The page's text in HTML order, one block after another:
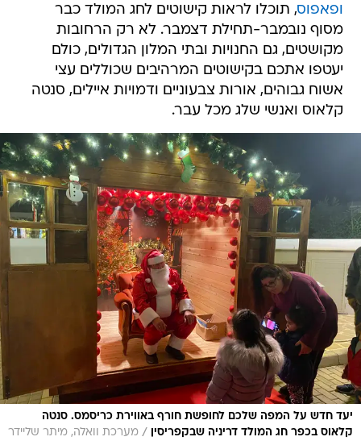
ופאפוס, תוכלו לראות קישוטים לחג המולד כבר
מסוף נובמבר-תחילת דצמבר. לא רק הרחובות
מקושטים, גם החנויות ובתי המלון הגדולים, כולם
יעטפו אתכם בקישוטים המרהיבים שכוללים עצי
אשוח גבוהים, אורות צבעוניים ודמויות איילים, סנטה
קלאוס ואנשי שלג מכל עבר.
יעד חדש על המפה שלכם לחופשת חורף באווירת כריסמס. סנטה
קלאוס בכפר חג המולד דריניה שבקפריסין
/ מערכת וואלה, מיתר שליידר